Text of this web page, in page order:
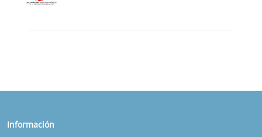
Información